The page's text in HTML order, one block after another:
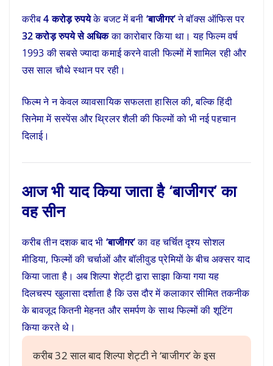
करीब4 करोड़ रुपयेके बजट में बनी ‘बाजीगर’ने बॉक्स ऑफिस पर
32 करोड़ रुपये से अधिकका कारोबार किया था। यह फिल्म वर्ष
1993 की सबसे ज्यादा कमाई करने वाली फिल्मों में शामिल रही और
उस साल चौथे स्थान पर रही।
फिल्म ने न केवल व्यावसायिक सफलता हासिल की, बल्कि हिंदी
सिनेमा में सस्पेंस और थ्रिलर शैली की फिल्मों को भी नई पहचान
दिलाई।
आज भी याद किया जाता है ‘बाजीगर’ का
वह सीन
करीब तीन दशक बाद भी ‘बाजीगर’का वह चर्चित दृश्य सोशल
मीडिया, फिल्मों की चर्चाओं और बॉलीवुड प्रेमियों के बीच अक्सर याद
किया जाता है। अब शिल्पा शेट्टी द्वारा साझा किया गया यह
दिलचस्प खुलासा दर्शाता है कि उस दौर में कलाकार सीमित तकनीक
के बावजूद कितनी मेहनत और समर्पण के साथ फिल्मों की शूटिंग
किया करते थे।
करीब 32 साल बाद शिल्पा शेट्टी ने ‘बाजीगर’ के इस